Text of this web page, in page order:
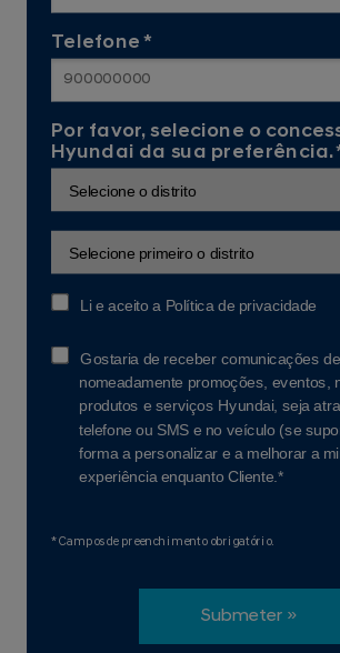
Telefone *
Por favor, selecione o
Hyundai da sua preferência.
Li e aceito a Política de privacidade
Gostaria de receber comunicações de
nomeadamente promoções, eventos,
produtos e serviços Hyundai, seja
telefone ou SMS e no veículo (se
forma a personalizar e a melhorar a
experiência enquanto Cliente.*
Submeter »
*Campos de preenchimento obrigatório.